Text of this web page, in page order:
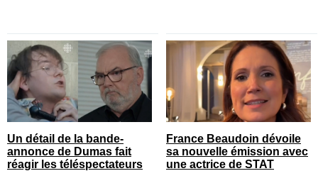
Un détail de la bande-
annonce de Dumas fait
réagir les téléspectateurs
France Beaudoin dévoile
sa nouvelle émission avec
une actrice de STAT